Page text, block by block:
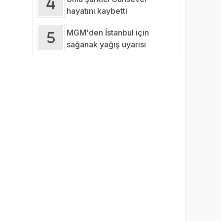
hayatını kaybetti
MGM'den İstanbul için
sağanak yağış uyarısı